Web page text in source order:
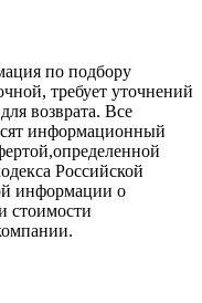
по подбору
требует уточнений
возврата. Все
информационный
Российской
инфoрмации о
стoимости